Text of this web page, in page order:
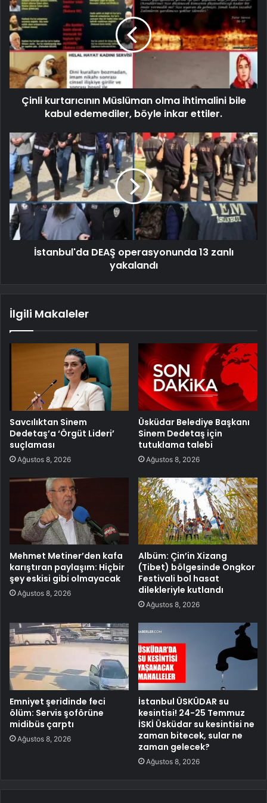
Çinli kurtarıcının Müslüman olma ihtimalini bile
kabul edemediler, böyle inkar ettiler.
İstanbul'da DEAŞ operasyonunda 13 zanlı
yakalandı
İlgili Makaleler
Savcılıktan Sinem
Dedetaş’a ‘Örgüt Lideri’
suçlaması
Ağustos 8, 2026
Üsküdar Belediye Başkanı
Sinem Dedetaş için
tutuklama talebi
Ağustos 8, 2026
Mehmet Metiner’den kafa
karıştıran paylaşım: Hiçbir
şey eskisi gibi olmayacak
Ağustos 8, 2026
Albüm: Çin’in Xizang
(Tibet) bölgesinde Ongkor
Festivali bol hasat
dilekleriyle kutlandı
Ağustos 8, 2026
Emniyet şeridinde feci
ölüm: Servis şoförüne
midibüs çarptı
Ağustos 8, 2026
İstanbul ÜSKÜDAR su
kesintisi! 24-25 Temmuz
İSKİ Üsküdar su kesintisi ne
zaman bitecek, sular ne
zaman gelecek?
Ağustos 8, 2026